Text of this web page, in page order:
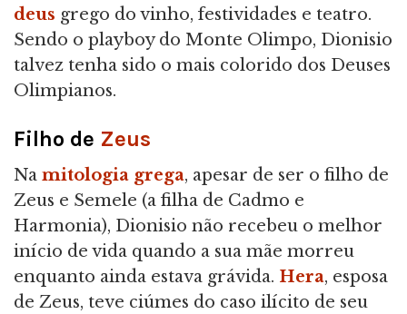
deus grego do vinho, festividades e teatro.
Sendo o playboy do Monte Olimpo, Dionisio
talvez tenha sido o mais colorido dos Deuses
Olimpianos.
Filho de Zeus
Na mitologia grega, apesar de ser o filho de
Zeus e Semele (a filha de Cadmo e
Harmonia), Dionisio não recebeu o melhor
início de vida quando a sua mãe morreu
enquanto ainda estava grávida. Hera, esposa
de Zeus, teve ciúmes do caso ilícito de seu